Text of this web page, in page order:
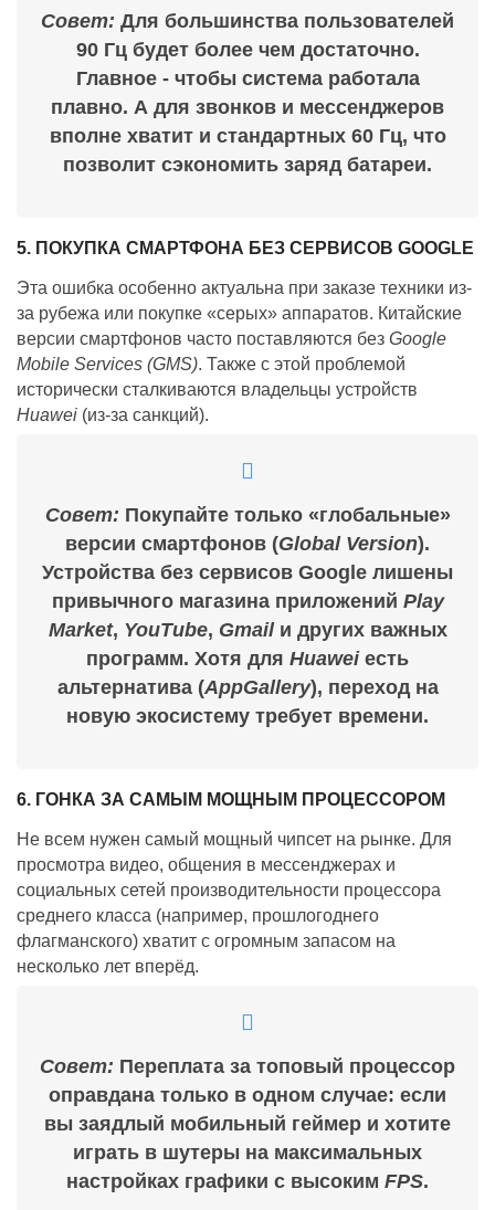
Совет: Для большинства пользователей
90 Гц будет более чем достаточно.
Главное - чтобы система работала
плавно. А для звонков и мессенджеров
вполне хватит и стандартных 60 Гц, что
позволит сэкономить заряд батареи.
5. ПОКУПКА СМАРТФОНА БЕЗ СЕРВИСОВ GOOGLE
Эта ошибка особенно актуальна при заказе техники из-
за рубежа или покупке «серых» аппаратов. Китайские
версии смартфонов часто поставляются без Google
Mobile Services (GMS). Также с этой проблемой
исторически сталкиваются владельцы устройств
Huawei (из-за санкций).
Совет: Покупайте только «глобальные»
версии смартфонов (Global Version).
Устройства без сервисов Google лишены
привычного магазина приложений Play
Market, YouTube, Gmailи других важных
программ. Хотя для Huaweiесть
альтернатива (AppGallery), переход на
новую экосистему требует времени.
6. ГОНКА ЗА САМЫМ МОЩНЫМ ПРОЦЕССОРОМ
Не всем нужен самый мощный чипсет на рынке. Для
просмотра видео, общения в мессенджерах и
социальных сетей производительности процессора
среднего класса (например, прошлогоднего
флагманского) хватит с огромным запасом на
несколько лет вперёд.
Совет: Переплата за топовый процессор
оправдана только в одном случае: если
вы заядлый мобильный геймер и хотите
играть в шутеры на максимальных
настройках графики с высоким FPS.